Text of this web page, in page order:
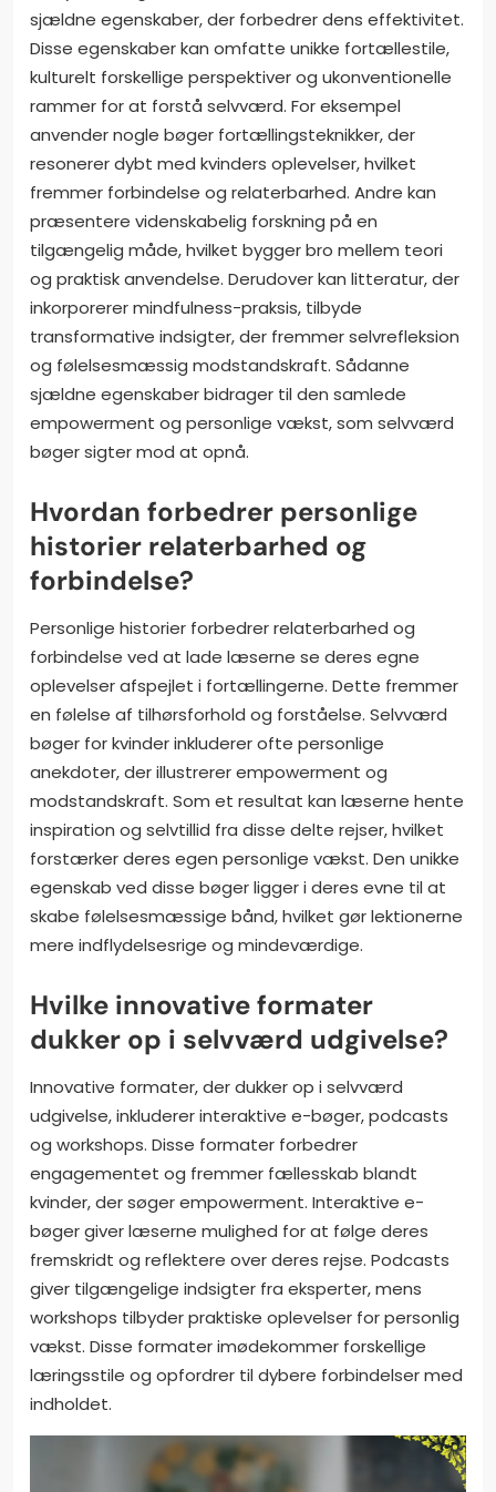
sjældne egenskaber, der forbedrer dens effektivitet.
Disse egenskaber kan omfatte unikke fortællestile,
kulturelt forskellige perspektiver og ukonventionelle
rammer for at forstå selvværd. For eksempel
anvender nogle bøger fortællingsteknikker, der
resonerer dybt med kvinders oplevelser, hvilket
fremmer forbindelse og relaterbarhed. Andre kan
præsentere videnskabelig forskning på en
tilgængelig måde, hvilket bygger bro mellem teori
og praktisk anvendelse. Derudover kan litteratur, der
inkorporerer mindfulness-praksis, tilbyde
transformative indsigter, der fremmer selvrefleksion
og følelsesmæssig modstandskraft. Sådanne
sjældne egenskaber bidrager til den samlede
empowerment og personlige vækst, som selvværd
bøger sigter mod at opnå.
Hvordan forbedrer personlige
historier relaterbarhed og
forbindelse?
Personlige historier forbedrer relaterbarhed og
forbindelse ved at lade læserne se deres egne
oplevelser afspejlet i fortællingerne. Dette fremmer
en følelse af tilhørsforhold og forståelse. Selvværd
bøger for kvinder inkluderer ofte personlige
anekdoter, der illustrerer empowerment og
modstandskraft. Som et resultat kan læserne hente
inspiration og selvtillid fra disse delte rejser, hvilket
forstærker deres egen personlige vækst. Den unikke
egenskab ved disse bøger ligger i deres evne til at
skabe følelsesmæssige bånd, hvilket gør lektionerne
mere indflydelsesrige og mindeværdige.
Hvilke innovative formater
dukker op i selvværd udgivelse?
Innovative formater, der dukker op i selvværd
udgivelse, inkluderer interaktive e-bøger, podcasts
og workshops. Disse formater forbedrer
engagementet og fremmer fællesskab blandt
kvinder, der søger empowerment. Interaktive e-
bøger giver læserne mulighed for at følge deres
fremskridt og reflektere over deres rejse. Podcasts
giver tilgængelige indsigter fra eksperter, mens
workshops tilbyder praktiske oplevelser for personlig
vækst. Disse formater imødekommer forskellige
læringsstile og opfordrer til dybere forbindelser med
indholdet.